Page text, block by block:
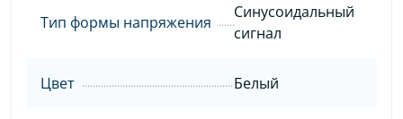
Тип формы напряжения
Синусоидальный
сигнал
Цвет Белый